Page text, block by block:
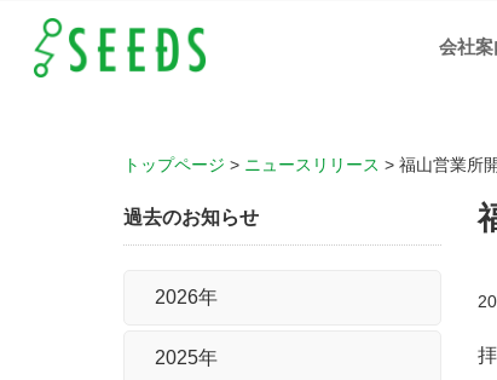
会社案
トップページ > ニュースリリース > 福山営業所
過去のお知らせ
2026年
2025年